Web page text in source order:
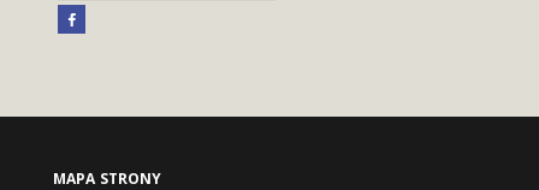
MAPA STRONY